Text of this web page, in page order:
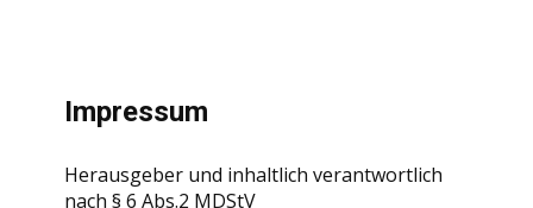
Impressum
Herausgeber und inhaltlich verantwortlich
nach § 6 Abs.2 MDStV